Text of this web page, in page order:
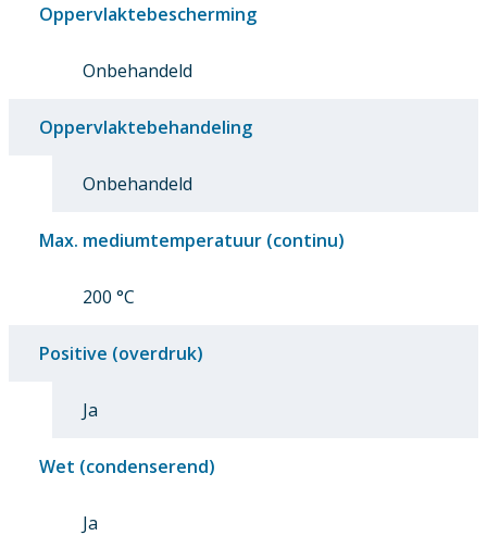
Oppervlaktebescherming
Onbehandeld
Oppervlaktebehandeling
Onbehandeld
Max. mediumtemperatuur (continu)
200 °C
Positive (overdruk)
Ja
Wet (condenserend)
Ja